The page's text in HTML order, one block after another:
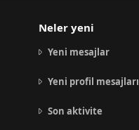
Neler yeni
Yeni mesajlar
Yeni profil mesajları
Son aktivite